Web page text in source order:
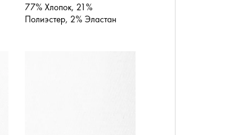
77% Хлопок, 21%
Полиэстер, 2% Эластан